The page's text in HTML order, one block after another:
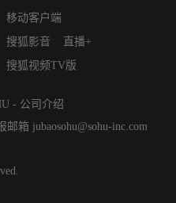
移动客户端
搜狐影音
直播+
搜狐视频TV版
- 公司介绍
邮箱 jubaosohu@sohu-inc.com